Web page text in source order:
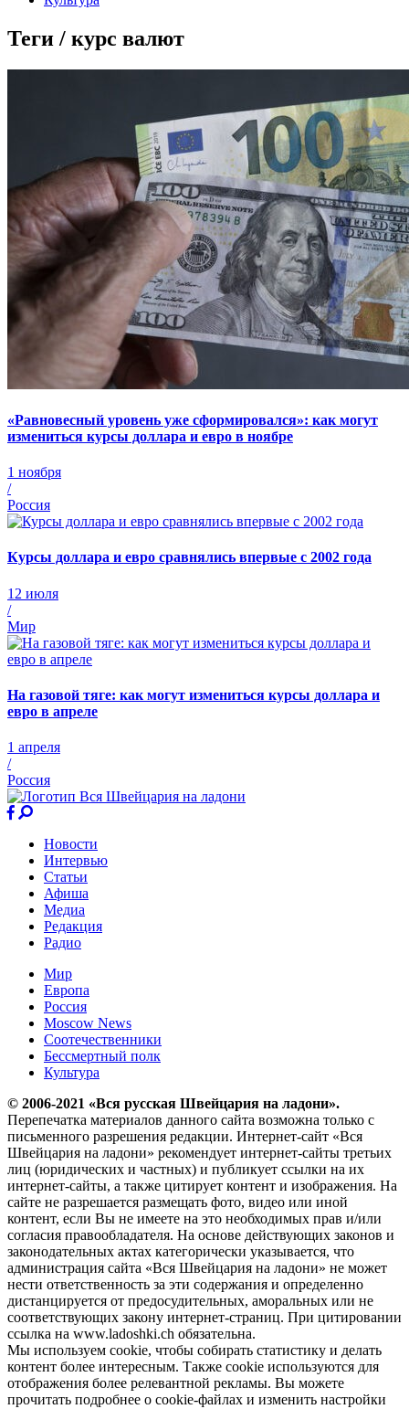
Теги / курс валют
«Равновесный уровень уже сформировался»: как могут
измениться курсы доллара и евро в ноябре
1 ноября
/
Россия
Курсы доллара и евро сравнялись впервые с 2002 года
12 июля
/
Мир
На газовой тяге: как могут измениться курсы доллара и
евро в апреле
1 апреля
/
Россия
Новости
Интервью
Статьи
Афиша
Медиа
Редакция
Радио
Мир
Европа
Россия
Moscow News
Соотечественники
Бессмертный полк
Культура
© 2006-2021 «Вся русская Швейцария на ладони».
Перепечатка материалов данного сайта возможна только с
письменного разрешения редакции. Интернет-сайт «Вся
Швейцария на ладони» рекомендует интернет-сайты третьих
лиц (юридических и частных) и публикует ссылки на их
интернет-сайты, а также цитирует контент и изображения. На
сайте не разрешается размещать фото, видео или иной
контент, если Вы не имеете на это необходимых прав и/или
согласия правообладателя. На основе действующих законов и
законодательных актах категорически указывается, что
администрация сайта «Вся Швейцария на ладони» не может
нести ответственность за эти содержания и определенно
дистанцируется от предосудительных, аморальных или не
соответствующих закону интернет-страниц. При цитировании
ссылка на www.ladoshki.ch обязательна.
Мы используем cookie, чтобы собирать статистику и делать
контент более интересным. Также cookie используются для
отображения более релевантной рекламы. Вы можете
прочитать подробнее о cookie-файлах и изменить настройки